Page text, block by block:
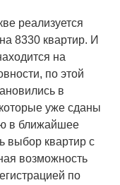
реализуется
8330 квартир. И
на
по этой
в
уже сданы
в ближайшее
выбор квартир с
возможность
по